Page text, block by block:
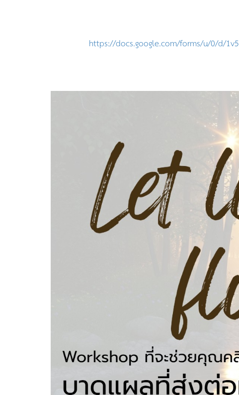
https://docs.google.com/forms/u/0/d/